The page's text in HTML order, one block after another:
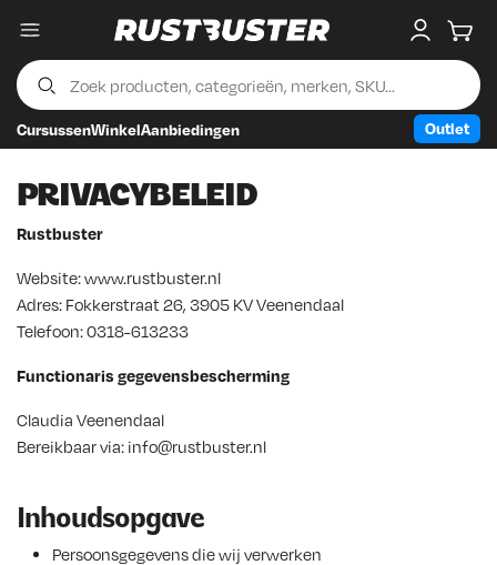
Skip to content
Skip to footer
Menu My
CursussenWinkelAanbiedingen Outlet
PRIVACYBELEID
Rustbuster
Website:www.rustbuster.nl
Adres: Fokkerstraat 26, 3905 KV Veenendaal
Telefoon: 0318-613233
Functionaris gegevensbescherming
Claudia Veenendaal
Bereikbaar via: info@rustbuster.nl
Inhoudsopgave
Persoonsgegevens die wij verwerken